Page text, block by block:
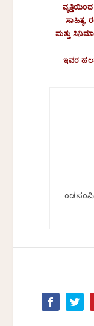
ಸಾಹಿತ್ಯ,
ಮತ್ತು
ಇವರ